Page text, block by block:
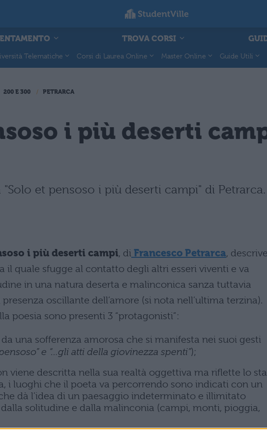
TROVA CORSI
Telematiche Corsi di Laurea Online Master Online Guide Utili
200 E 300 PETRARCA
i più deserti
et pensoso i più deserti campi" di Petrarca.
i più deserti campi, di Francesco Petrarca,
il quale sfugge al contatto degli altri esseri viventi e va
in una natura deserta e malinconica sanza tuttavia
oscillante dell’amore (si nota nell’ultima terzina).
poesia sono presenti 3 “protagonisti”:
una sofferenza amorosa che si manifesta nei suoi gesti
e “…gli atti della giovinezza spenti”);
viene descritta nella sua realtà oggettiva ma riflette lo
i luoghi che il poeta va percorrendo sono indicati con un
dà l’idea di un paesaggio indeterminato e illimitato
solitudine e dalla malinconia (campi, monti, pioggia,